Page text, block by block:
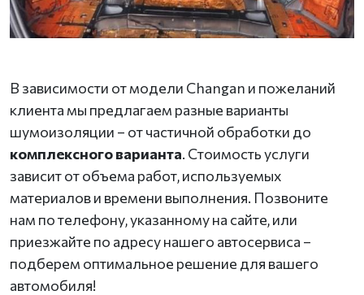
В зависимости от модели Changan и пожеланий
клиента мы предлагаем разные варианты
шумоизоляции – от частичной обработки до
комплексного варианта. Стоимость услуги
зависит от объема работ, используемых
материалов и времени выполнения. Позвоните
нам по телефону, указанному на сайте, или
приезжайте по адресу нашего автосервиса –
подберем оптимальное решение для вашего
автомобиля!